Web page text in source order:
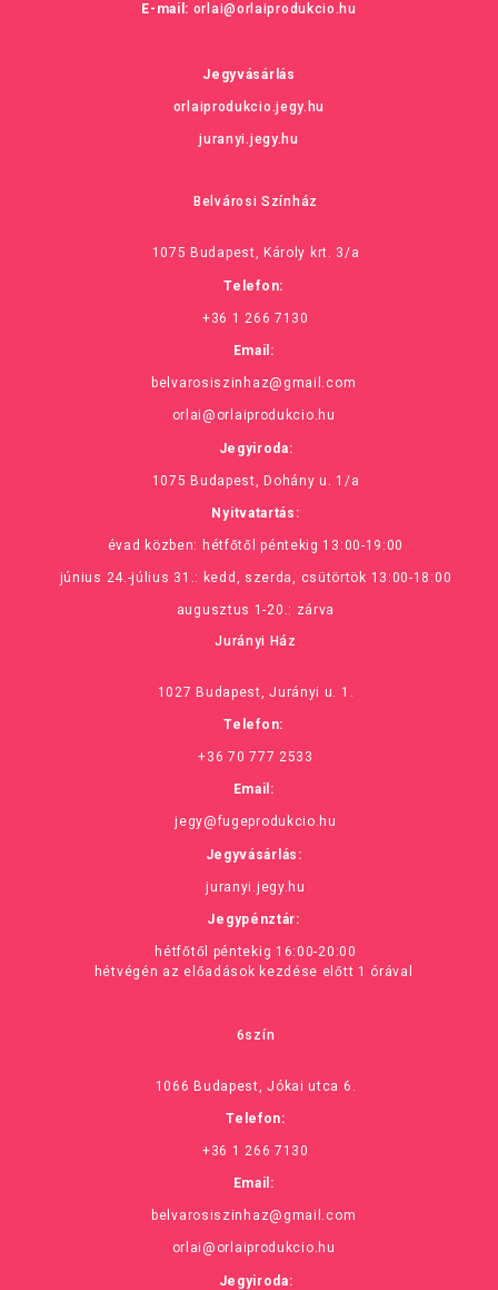
E-mail: orlai@orlaiprodukcio.hu
Jegyvásárlás
orlaiprodukcio.jegy.hu
juranyi.jegy.hu
Belvárosi Színház
1075 Budapest, Károly krt. 3/a
Telefon:
+36 1 266 7130
Email:
belvarosiszinhaz@gmail.com
orlai@orlaiprodukcio.hu
Jegyiroda:
1075 Budapest, Dohány u. 1/a
Nyitvatartás:
évad közben: hétfőtől péntekig 13:00-19:00
június 24.-július 31.: kedd, szerda, csütörtök 13:00-18:00
augusztus 1-20.: zárva
Jurányi Ház
1027 Budapest, Jurányi u. 1.
Telefon:
+36 70 777 2533
Email:
jegy@fugeprodukcio.hu
Jegyvásárlás:
juranyi.jegy.hu
Jegypénztár:
hétfőtől péntekig 16:00-20:00
hétvégén az előadások kezdése előtt 1 órával
6szín
1066 Budapest, Jókai utca 6.
Telefon:
+36 1 266 7130
Email:
belvarosiszinhaz@gmail.com
orlai@orlaiprodukcio.hu
Jegyiroda: